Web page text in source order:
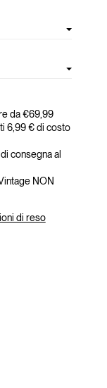
da €69,99
6,99 € di costo
consegna al
NON
di reso